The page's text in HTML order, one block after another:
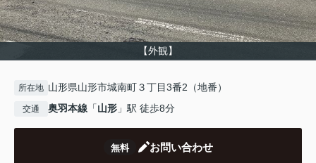
【外観】
所在地 山形県山形市城南町３丁目3番2（地番）
交通 奥羽本線 「山形 」駅 徒歩8分
無料 お問い合わせ